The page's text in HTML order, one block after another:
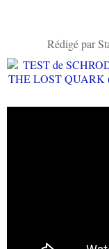
Rédigé par